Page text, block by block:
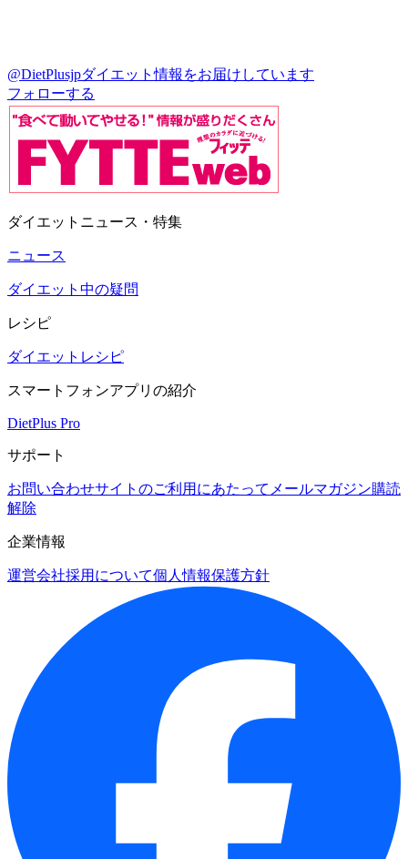
@DietPlusjpダイエット情報をお届けしています
フォローする
ダイエットニュース・特集
ニュース
ダイエット中の疑問
レシピ
ダイエットレシピ
スマートフォンアプリの紹介
DietPlus Pro
サポート
お問い合わせサイトのご利用にあたって メールマガジン購読
解除
企業情報
運営会社採用について個人情報保護方針